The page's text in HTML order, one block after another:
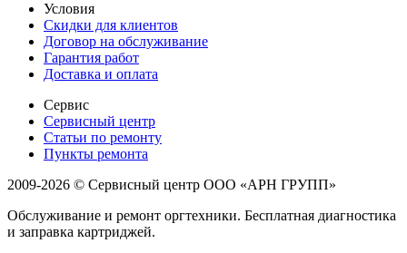
Условия
Скидки для клиентов
Договор на обслуживание
Гарантия работ
Доставка и оплата
Сервис
Сервисный центр
Статьи по ремонту
Пункты ремонта
2009-2026 © Сервисный центр ООО «АРН ГРУПП»
Обслуживание и ремонт оргтехники. Бесплатная диагностика
и заправка картриджей.